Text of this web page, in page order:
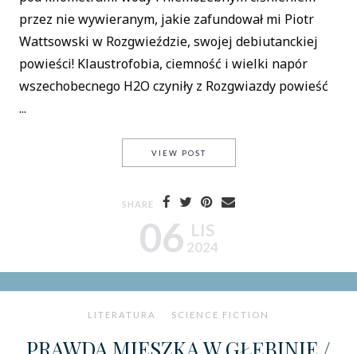
przez nie wywieranym, jakie zafundował mi Piotr
Wattsowski w Rozgwieździe, swojej debiutanckiej
powieści! Klaustrofobia, ciemność i wielki napór
wszechobecnego H2O czyniły z Rozgwiazdy powieść
...
06 LIS
2024
VIEW POSTINNEGO KOŃCA ŚWIATA NIE
SHARE
LITERATURA SCIENCE FICTION
PRAWDA MIESZKA W GŁĘBINIE /